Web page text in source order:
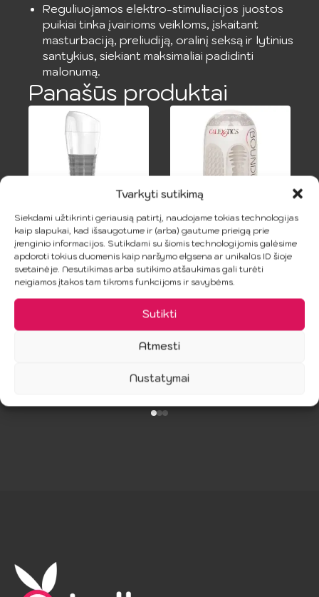
Tvarkyti sutikimą
Siekdami užtikrinti geriausią patirtį, naudojame tokias technologijas
kaip slapukai, kad išsaugotume ir (arba) gautume prieigą prie
įrenginio informacijos. Sutikdami su šiomis technologijomis galėsime
apdoroti tokius duomenis kaip naršymo elgsena ar unikalūs ID šioje
svetainėje. Nesutikimas arba sutikimo atšaukimas gali turėti
neigiamos įtakos tam tikroms funkcijoms ir savybėms.
Sutikti
Atmesti
Nustatymai
Reguliuojamos elektro-stimuliacijos juostos
puikiai tinka įvairioms veikloms, įskaitant
masturbaciją, preliudiją, oralinį seksą ir lytinius
santykius, siekiant maksimaliai padidinti
malonumą.
Panašūs produktai
PRETTY LOVE –
HEDY VYRIŠKAS
masturbatorius
26.99€
CALEXOTICS –
Atvirkštinis
briaunuotas
malonumas
13.99